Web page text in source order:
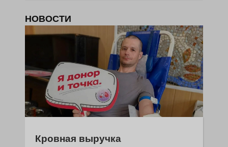
НОВОСТИ
Кровная выручка